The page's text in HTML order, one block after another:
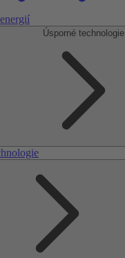
Úsporné technologie